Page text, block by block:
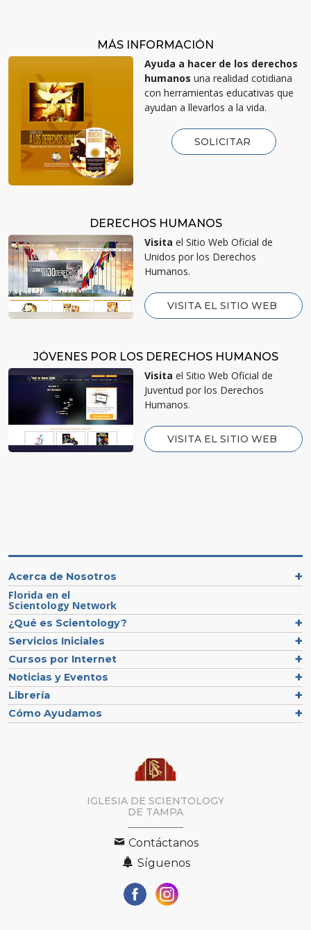
MÁS INFORMACIÓN
Ayuda a hacer de los derechos
humanos una realidad cotidiana
con herramientas educativas que
ayudan a llevarlos a la vida.
SOLICITAR
DERECHOS HUMANOS
Visita el Sitio Web Oficial de
Unidos por los Derechos
Humanos.
VISITA EL SITIO WEB
JÓVENES POR LOS DERECHOS HUMANOS
Visita el Sitio Web Oficial de
Juventud por los Derechos
Humanos.
VISITA EL SITIO WEB
Acerca de Nosotros
Florida en el
Scientology Network
¿Qué es Scientology?
Servicios Iniciales
Cursos por Internet
Noticias y Eventos
Librería
Cómo Ayudamos
IGLESIA DE SCIENTOLOGY
DE TAMPA
Contáctanos
Síguenos